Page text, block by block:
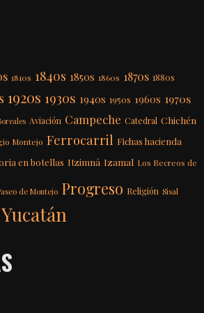
1810s 1840s 1850s 1860s 1870s 1880s
1920s 1930s 1940s 1950s 1960s 1970s
Aviación Campeche Catedral Chichén
Montejo Ferrocarril Fichas hacienda
en botellas Itzimná Izamal Los Recreos de
de Montejo Progreso Religión Sisal
Yucatán